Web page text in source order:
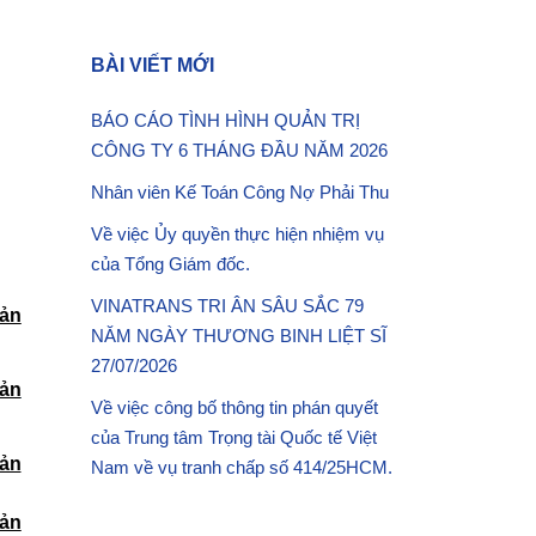
BÀI VIẾT MỚI
BÁO CÁO TÌNH HÌNH QUẢN TRỊ
CÔNG TY 6 THÁNG ĐẦU NĂM 2026
Nhân viên Kế Toán Công Nợ Phải Thu
Về việc Ủy quyền thực hiện nhiệm vụ
của Tổng Giám đốc.
VINATRANS TRI ÂN SÂU SẮC 79
NĂM NGÀY THƯƠNG BINH LIỆT SĨ
27/07/2026
Về việc công bố thông tin phán quyết
của Trung tâm Trọng tài Quốc tế Việt
Nam về vụ tranh chấp số 414/25HCM.